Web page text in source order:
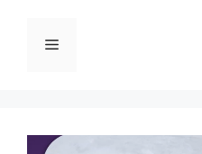
القائمة